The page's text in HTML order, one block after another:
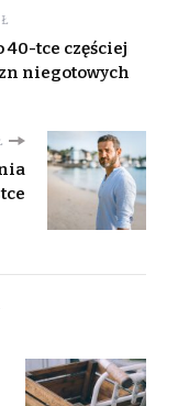
40-tce częściej
niegotowych